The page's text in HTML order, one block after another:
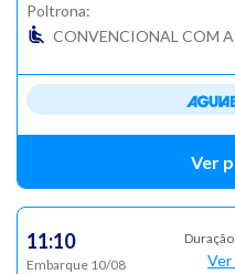
Poltrona:
CONVENCIONAL COM
Ver
11:10
Embarque 10/08 Ver